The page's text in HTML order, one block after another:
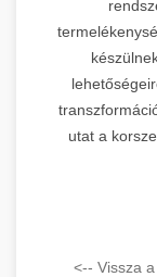
utat a
<-- Vissza